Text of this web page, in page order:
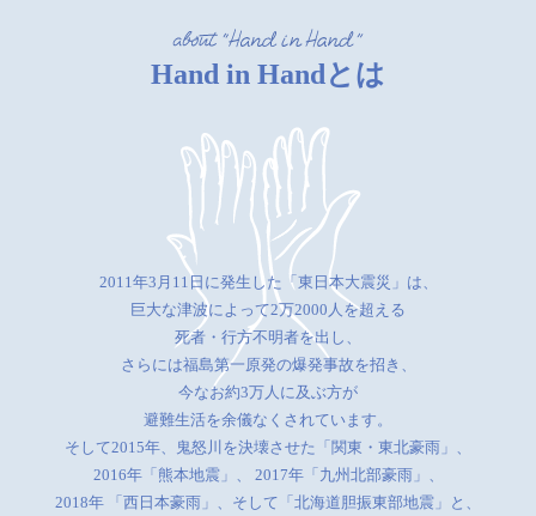
Hand in Handとは
2011年3月11日に発生した「東日本大震災」は、
巨大な津波によって2万2000人を超える
死者・行方不明者を出し、
さらには福島第一原発の爆発事故を招き、
今なお約3万人に及ぶ方が
避難生活を余儀なくされています。
そして2015年、鬼怒川を決壊させた「関東・東北豪雨」、
2016年「熊本地震」、
2017年「九州北部豪雨」、
2018年 「西日本豪雨」、そして「北海道胆振東部地震」と、